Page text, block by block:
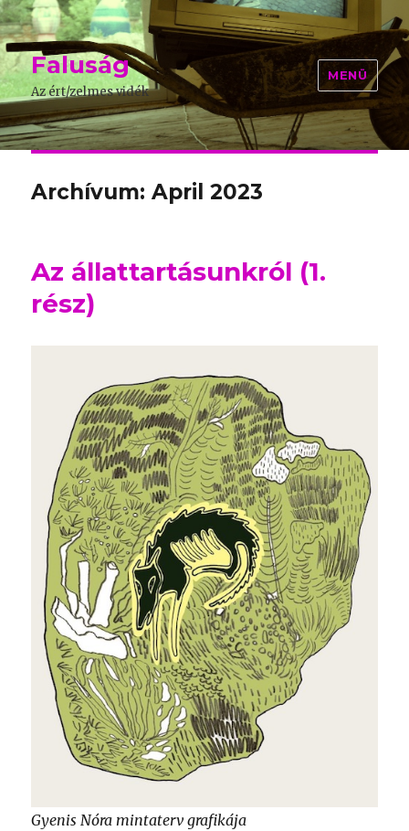
Faluság
Az ért/zelmes vidék
MENÜ
Archívum: April 2023
Az állattartásunkról (1.
rész)
Gyenis Nóra mintaterv grafikája